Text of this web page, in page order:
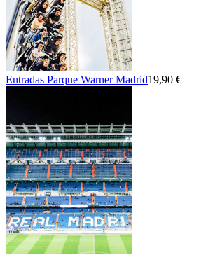
Entradas Parque Warner Madrid19,90 €